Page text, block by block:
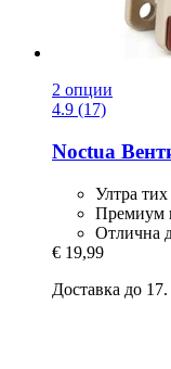
2 опции
4.9 (17)
Noctua
Ултра тих
Премиум
Отлична
€ 19,99
Доставка до 17.